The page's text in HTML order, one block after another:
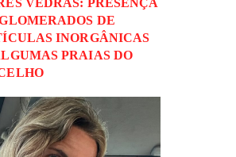
DE
INORGÂNICAS
PRAIAS DO